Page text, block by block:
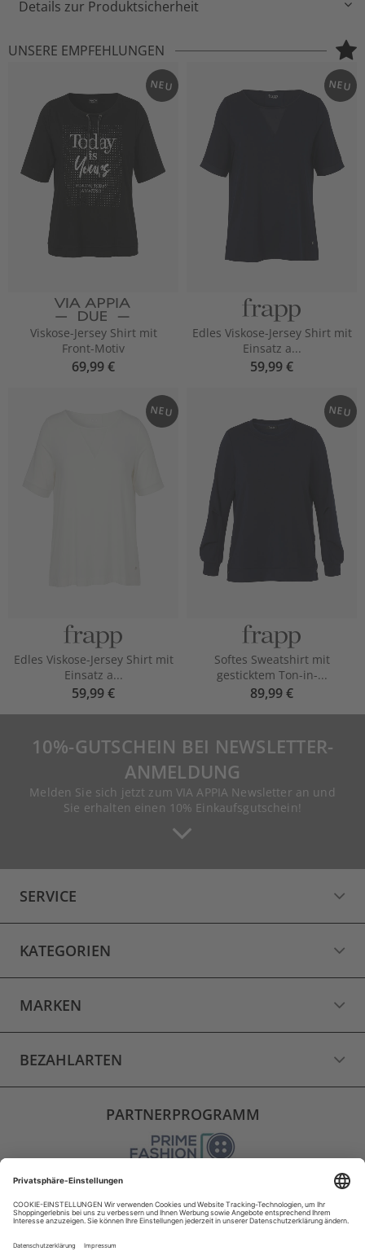
Details zur Produktsicherheit
UNSERE EMPFEHLUNGEN
NEU
Viskose-Jersey Shirt mit
Front-Motiv
69,99 €
NEU
Edles Viskose-Jersey Shirt mit
Einsatz a...
59,99 €
NEU
Edles Viskose-Jersey Shirt mit
Einsatz a...
59,99 €
NEU
Softes Sweatshirt mit
gesticktem Ton-in-...
89,99 €
10%-GUTSCHEIN BEI NEWSLETTER-
ANMELDUNG
Melden Sie sich jetzt zum VIA APPIA Newsletter an und
Sie erhalten einen 10% Einkaufsgutschein!
SERVICE
KATEGORIEN
MARKEN
BEZAHLARTEN
PARTNERPROGRAMM
VERSAND